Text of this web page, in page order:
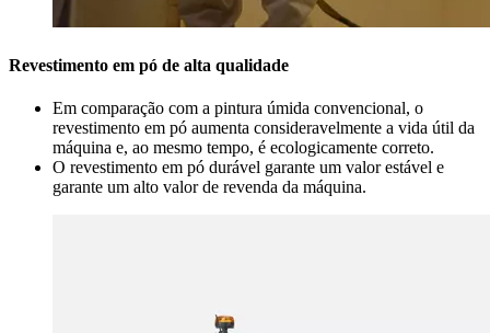
Revestimento em pó de alta qualidade
Em comparação com a pintura úmida convencional, o
revestimento em pó aumenta consideravelmente a vida útil da
máquina e, ao mesmo tempo, é ecologicamente correto.
O revestimento em pó durável garante um valor estável e
garante um alto valor de revenda da máquina.